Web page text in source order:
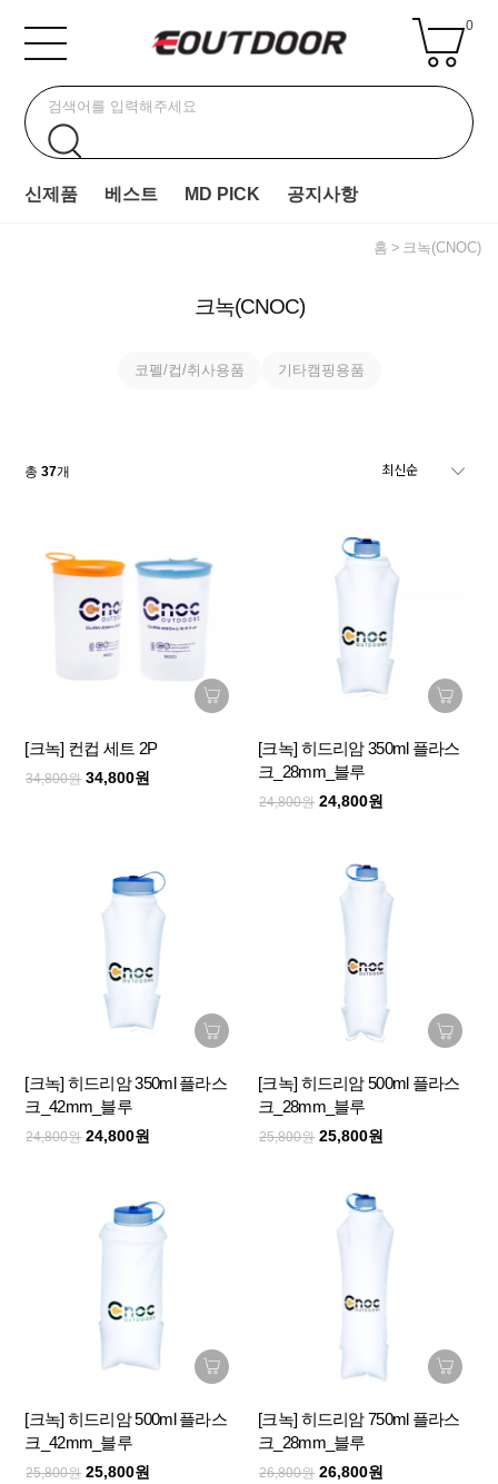
0
신제품 베스트 MD PICK 공지사항
홈 크녹(CNOC)
크녹(CNOC)
코펠/컵/취사용품 기타캠핑용품
총37개
[크녹] 컨컵 세트 2P
34,800원 34,800원
[크녹] 히드리암 350ml 플라스
크_28mm_블루
24,800원 24,800원
[크녹] 히드리암 350ml 플라스
크_42mm_블루
24,800원 24,800원
[크녹] 히드리암 500ml 플라스
크_28mm_블루
25,800원 25,800원
[크녹] 히드리암 500ml 플라스
크_42mm_블루
25,800원 25,800원
[크녹] 히드리암 750ml 플라스
크_28mm_블루
26,800원 26,800원